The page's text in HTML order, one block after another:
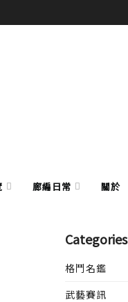
廊編日常 關於
Categories
格鬥名鑑
武藝賽訊